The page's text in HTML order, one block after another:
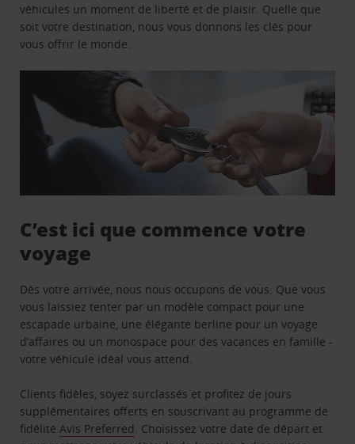
véhicules un moment de liberté et de plaisir. Quelle que
soit votre destination, nous vous donnons les clés pour
vous offrir le monde.
C’est ici que commence votre
voyage
Dès votre arrivée, nous nous occupons de vous. Que vous
vous laissiez tenter par un modèle compact pour une
escapade urbaine, une élégante berline pour un voyage
d’affaires ou un monospace pour des vacances en famille -
votre véhicule idéal vous attend.
Clients fidèles, soyez surclassés et profitez de jours
supplémentaires offerts en souscrivant au programme de
fidélitéAvis Preferred. Choisissez votre date de départ et